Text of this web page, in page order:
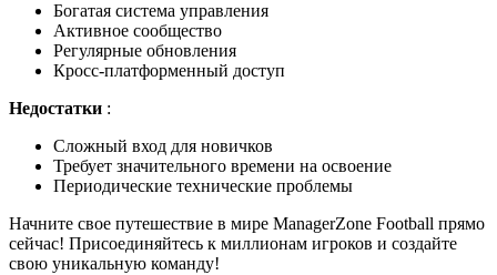
Богатая система управления
Активное сообщество
Регулярные обновления
Кросс-платформенный доступ
Недостатки :
Сложный вход для новичков
Требует значительного времени на освоение
Периодические технические проблемы
Начните свое путешествие в мире ManagerZone Football прямо
сейчас! Присоединяйтесь к миллионам игроков и создайте
свою уникальную команду!